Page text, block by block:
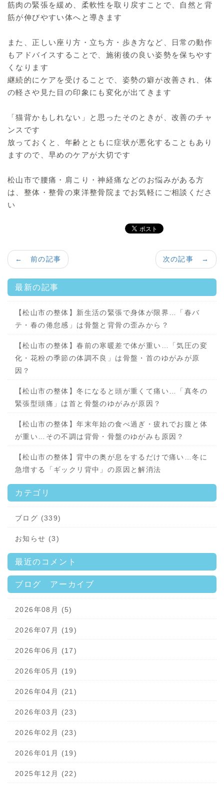
筋肉の緊張を緩め、柔軟性を取り戻すことで、自然と背
筋が伸びやすい体へと導きます
また、正しい座り方・立ち方・歩き方など、日常の動作
もアドバイスすることで、施術後の良い姿勢を保ちやす
くなります
継続的にケアを受けることで、姿勢の癖が改善され、体
の軽さや見た目の印象にも変化が出てきます
「猫背かもしれない」と思ったそのときが、改善のチャ
ンスです
放っておくと、年齢とともに症状が悪化することもあり
ますので、早めのケアが大切です
松山市で腰痛・肩こり・神経痛などのお悩みがある方
は、整体・整骨の東洋整骨院までお気軽にご相談くださ
い
次の記事 →
← 前の記事
最新の記事
【松山市の整体】新生活の緊張で身体が限界…「春バ
テ・春の倦怠感」は骨盤と背骨の歪みから？
【松山市の整体】春前の寒暖差で体が重い…「気圧の変
化・花粉の季節の体調不良」は骨盤・首のゆがみが原
因？
【松山市の整体】冬になると頭が重くて痛い…「真冬の
緊張型頭痛」は首と骨盤のゆがみが原因？
【松山市の整体】年末年始の食べ過ぎ・疲れでお腹と体
が重い…その不調は背骨・骨盤のゆがみも原因？
【松山市の整体】背中の奥が息をするだけで痛い…冬に
急増する「ギックリ背中」の原因と解消法
カテゴリ
ブログ (339)
お知らせ (3)
最近のコメント
ブログ アーカイブ
2026年08月 (5)
2026年07月 (19)
2026年06月 (17)
2026年05月 (19)
2026年04月 (21)
2026年03月 (23)
2026年02月 (23)
2026年01月 (19)
2025年12月 (22)